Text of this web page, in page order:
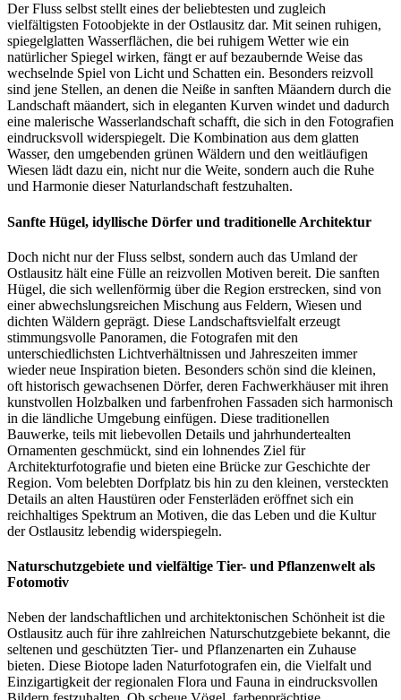
Der Fluss selbst stellt eines der beliebtesten und zugleich
vielfältigsten Fotoobjekte in der Ostlausitz dar. Mit seinen ruhigen,
spiegelglatten Wasserflächen, die bei ruhigem Wetter wie ein
natürlicher Spiegel wirken, fängt er auf bezaubernde Weise das
wechselnde Spiel von Licht und Schatten ein. Besonders reizvoll
sind jene Stellen, an denen die Neiße in sanften Mäandern durch die
Landschaft mäandert, sich in eleganten Kurven windet und dadurch
eine malerische Wasserlandschaft schafft, die sich in den Fotografien
eindrucksvoll widerspiegelt. Die Kombination aus dem glatten
Wasser, den umgebenden grünen Wäldern und den weitläufigen
Wiesen lädt dazu ein, nicht nur die Weite, sondern auch die Ruhe
und Harmonie dieser Naturlandschaft festzuhalten.
Sanfte Hügel, idyllische Dörfer und traditionelle Architektur
Doch nicht nur der Fluss selbst, sondern auch das Umland der
Ostlausitz hält eine Fülle an reizvollen Motiven bereit. Die sanften
Hügel, die sich wellenförmig über die Region erstrecken, sind von
einer abwechslungsreichen Mischung aus Feldern, Wiesen und
dichten Wäldern geprägt. Diese Landschaftsvielfalt erzeugt
stimmungsvolle Panoramen, die Fotografen mit den
unterschiedlichsten Lichtverhältnissen und Jahreszeiten immer
wieder neue Inspiration bieten. Besonders schön sind die kleinen,
oft historisch gewachsenen Dörfer, deren Fachwerkhäuser mit ihren
kunstvollen Holzbalken und farbenfrohen Fassaden sich harmonisch
in die ländliche Umgebung einfügen. Diese traditionellen
Bauwerke, teils mit liebevollen Details und jahrhundertealten
Ornamenten geschmückt, sind ein lohnendes Ziel für
Architekturfotografie und bieten eine Brücke zur Geschichte der
Region. Vom belebten Dorfplatz bis hin zu den kleinen, versteckten
Details an alten Haustüren oder Fensterläden eröffnet sich ein
reichhaltiges Spektrum an Motiven, die das Leben und die Kultur
der Ostlausitz lebendig widerspiegeln.
Naturschutzgebiete und vielfältige Tier- und Pflanzenwelt als
Fotomotiv
Neben der landschaftlichen und architektonischen Schönheit ist die
Ostlausitz auch für ihre zahlreichen Naturschutzgebiete bekannt, die
seltenen und geschützten Tier- und Pflanzenarten ein Zuhause
bieten. Diese Biotope laden Naturfotografen ein, die Vielfalt und
Einzigartigkeit der regionalen Flora und Fauna in eindrucksvollen